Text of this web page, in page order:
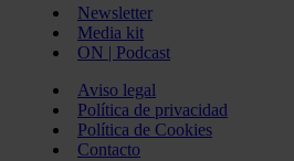
Newsletter
Media kit
ON | Podcast
Aviso legal
Política de privacidad
Política de Cookies
Contacto